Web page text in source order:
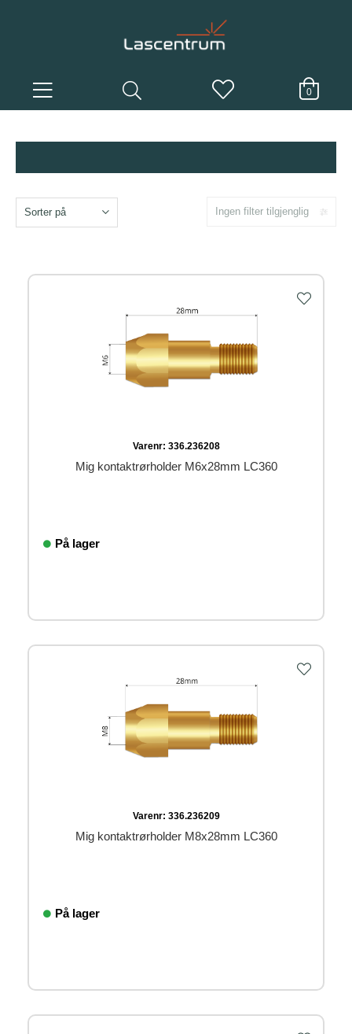
0
Ingen filter tilgjenglig
Sorter på
Varenr: 336.236208
Mig kontaktrørholder M6x28mm LC360
På lager
Varenr: 336.236209
Mig kontaktrørholder M8x28mm LC360
På lager